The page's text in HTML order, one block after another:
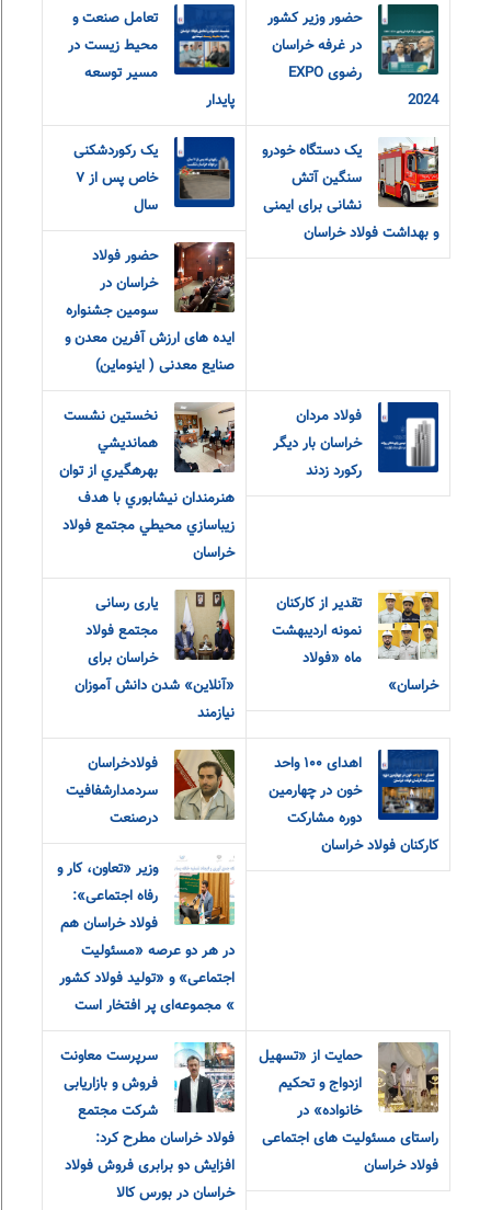
حضور وزیر کشور
در غرفه خراسان
رضوی EXPO
2024
تعامل صنعت و
محیط زیست در
مسیر توسعه
پایدار
یک دستگاه خودرو
سنگین آتش
نشانی برای ایمنی
و بهداشت فولاد خراسان
یک رکوردشکنی
خاص پس از ۷
سال
حضور فولاد
خراسان در
سومین جشنواره
ایده های ارزش آفرین معدن و
صنایع معدنی ( اینوماین)
فولاد مردان
خراسان بار دیگر
رکورد زدند
نخستين نشست
همانديشي
بهرهگيري از توان
هنرمندان نيشابوري با هدف
زيباسازي محيطي مجتمع فولاد
خراسان
تقدیر از کارکنان
نمونه اردیبهشت
ماه «فولاد
خراسان»
یاری رسانی
مجتمع فولاد
خراسان برای
«آنلاین» شدن دانش آموزان
نیازمند
اهدای ۱۰۰ واحد
خون در چهارمین
دوره مشارکت
کارکنان فولاد خراسان
فولادخراسان
سردمدارشفافیت
درصنعت
وزیر «تعاون، کار و
رفاه اجتماعی»:
فولاد خراسان هم
در هر دو‌ عرصه «مسئولیت
اجتماعی» و «تولید فولاد کشور
» مجموعه‌ای پر افتخار است
حمایت از «تسهیل
ازدواج و تحکیم
خانواده» در
راستای مسئولیت های اجتماعی
فولاد خراسان
سرپرست معاونت
فروش و بازاریابی
شرکت مجتمع
فولاد خراسان مطرح کرد:
افزایش دو برابری فروش فولاد
خراسان در بورس کالا